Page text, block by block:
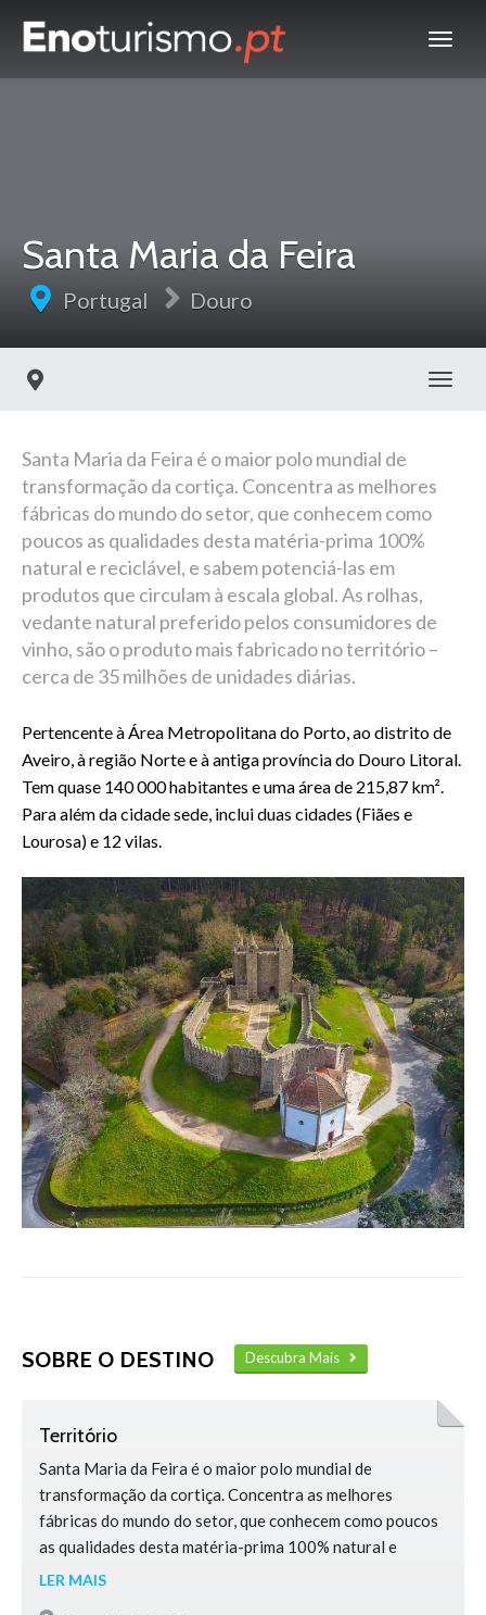
Santa Maria da Feira
Portugal Douro
Santa Maria da Feira é o maior polo mundial de
transformação da cortiça. Concentra as melhores
fábricas do mundo do setor, que conhecem como
poucos as qualidades desta matéria-prima 100%
natural e reciclável, e sabem potenciá-las em
produtos que circulam à escala global. As rolhas,
vedante natural preferido pelos consumidores de
vinho, são o produto mais fabricado no território –
cerca de 35 milhões de unidades diárias.
Pertencente à Área Metropolitana do Porto, ao distrito de
Aveiro, à região Norte e à antiga província do Douro Litoral.
Tem quase 140 000 habitantes e uma área de 215,87 km².
Para além da cidade sede, inclui duas cidades (Fiães e
Lourosa) e 12 vilas.
SOBRE O DESTINO Descubra Mais
Território
Santa Maria da Feira é o maior polo mundial de
transformação da cortiça. Concentra as melhores
fábricas do mundo do setor, que conhecem como poucos
as qualidades desta matéria-prima 100% natural e
reciclável, e sabem potenciá-las em produtos que
LER MAIS